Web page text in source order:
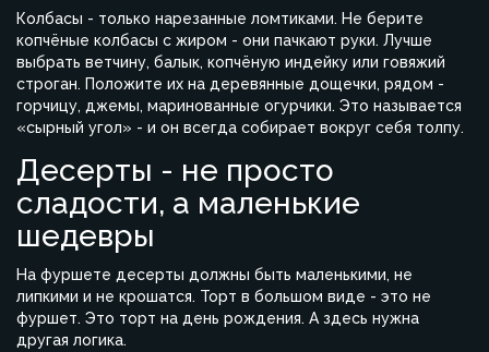
Колбасы - только нарезанные ломтиками. Не берите
копчёные колбасы с жиром - они пачкают руки. Лучше
выбрать ветчину, балык, копчёную индейку или говяжий
строган. Положите их на деревянные дощечки, рядом -
горчицу, джемы, маринованные огурчики. Это называется
«сырный угол» - и он всегда собирает вокруг себя толпу.
Десерты - не просто
сладости, а маленькие
шедевры
На фуршете десерты должны быть маленькими, не
липкими и не крошатся. Торт в большом виде - это не
фуршет. Это торт на день рождения. А здесь нужна
другая логика.